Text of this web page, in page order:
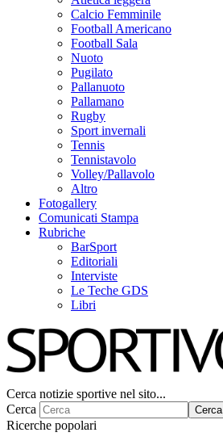
Calcio Femminile
Football Americano
Football Sala
Nuoto
Pugilato
Pallanuoto
Pallamano
Rugby
Sport invernali
Tennis
Tennistavolo
Volley/Pallavolo
Altro
Fotogallery
Comunicati Stampa
Rubriche
BarSport
Editoriali
Interviste
Le Teche GDS
Libri
Cerca notizie sportive nel sito...
Cerca
Cerca
Ricerche popolari